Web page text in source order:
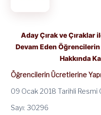
Aday Çırak ve Çıraklar
Devam Eden Öğrencilerin
Hakkında
Öğrencilerin Ücretlerine
09 Ocak 2018 Tarihli Resmi
Sayı: 30296